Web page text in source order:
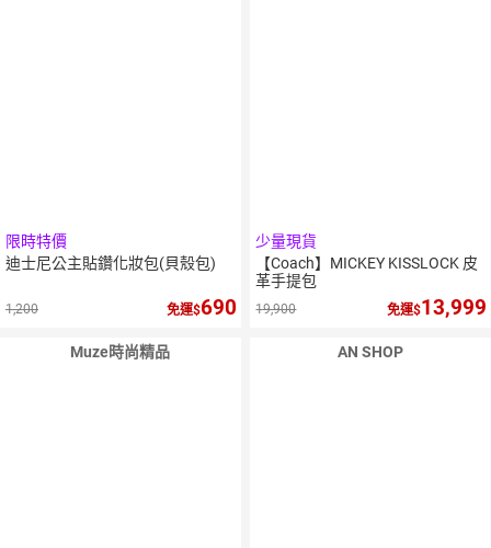
限時特價
迪士尼公主貼鑽化妝包(貝殼包)
1,200 免運 690
少量現貨
【Coach】MICKEY KISSLOCK 皮
革手提包
19,900 免運 13,999
Muze時尚精品 AN SHOP